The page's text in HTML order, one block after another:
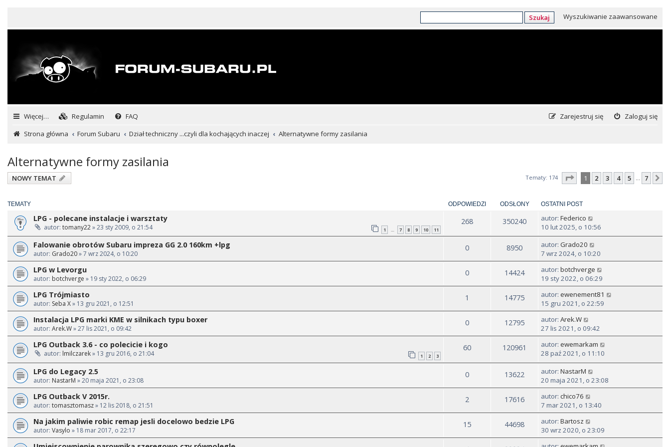
Szukaj Wyszukiwanie zaawansowane
Więcej… Regulamin FAQ Zaloguj się
Zarejestruj się
Strona główna
Forum Subaru Dział techniczny ...czyli dla kochających inaczej Alternatywne formy zasilania
Alternatywne formy zasilania
NOWY TEMAT Tematy: 174 Strona1 z7
1 2 3 4 5 … 7
TEMATY ODPOWIEDZI ODSŁONY OSTATNI POST
LPG - polecane instalacje i warsztaty
autor: tomany22» 23 sty 2009, o 21:54 1 … 7 8 9 10 11
268 350240 autor: Federico
10 lut 2025, o 10:56
Falowanie obrotów Subaru impreza GG 2.0 160km +lpg
autor: Grado20» 7 wrz 2024, o 10:20
0 8950 autor: Grado20
7 wrz 2024, o 10:20
LPG w Levorgu
autor: botchverge » 19 sty 2022, o 06:29
0 14424 autor: botchverge
19 sty 2022, o 06:29
LPG Trójmiasto
autor: Seba X» 13 gru 2021, o 12:51
1 14775 autor: ewenement81
15 gru 2021, o 22:59
Instalacja LPG marki KME w silnikach typu boxer
autor: Arek.W» 27 lis 2021, o 09:42
0 12795 autor: Arek.W
27 lis 2021, o 09:42
LPG Outback 3.6 - co polecicie i kogo
autor: lmilczarek» 13 gru 2016, o 21:04 1 2 3
60 120961 autor: ewemarkam
28 paź 2021, o 11:10
LPG do Legacy 2.5
autor: NastarM » 20 maja 2021, o 23:08
0 13622 autor: NastarM
20 maja 2021, o 23:08
LPG Outback V 2015r.
autor: tomasztomasz» 12 lis 2018, o 21:51
2 17616 autor: chico76
7 mar 2021, o 13:40
Na jakim paliwie robic remap jesli docelowo bedzie LPG
autor: Vasylo » 18 mar 2017, o 22:17
15 44698 autor: Bartosz
30 wrz 2020, o 23:09